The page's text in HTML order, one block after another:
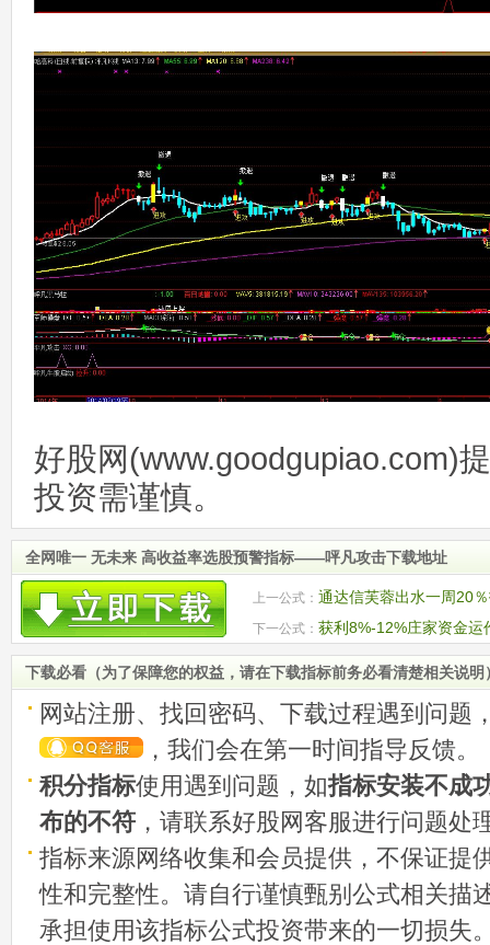
好股网(www.goodgupiao.com)
投资需谨慎。
全网唯一 无未来 高收益率选股预警指标——呯凡攻击下载地址
上一公式： 通达信芙蓉出水一周20
下一公式： 获利8%-12%庄家资金运
下载必看（为了保障您的权益，请在下载指标前务必看清楚相关说明
网站注册、找回密码、下载过程遇到问题
，我们会在第一时间指导反馈。
积分指标使用遇到问题，如指标安装不成
布的不符 ，请联系好股网客服进行问题处
指标来源网络收集和会员提供，不保证提
性和完整性。请自行谨慎甄别公式相关描
承担使用该指标公式投资带来的一切损失